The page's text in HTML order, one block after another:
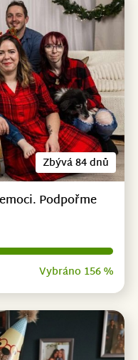
Zbývá 84 dnů
Podpořme
Vybráno 156 %